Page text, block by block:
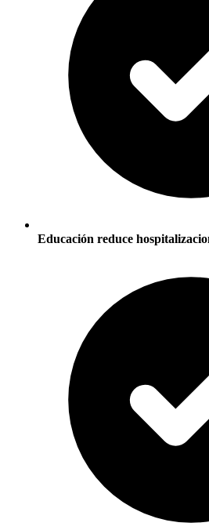
Educación reduce